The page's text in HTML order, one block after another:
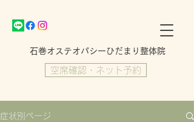
​石巻オステオパシーひだまり整体院
空席確認・ネット予約
症状別ページ